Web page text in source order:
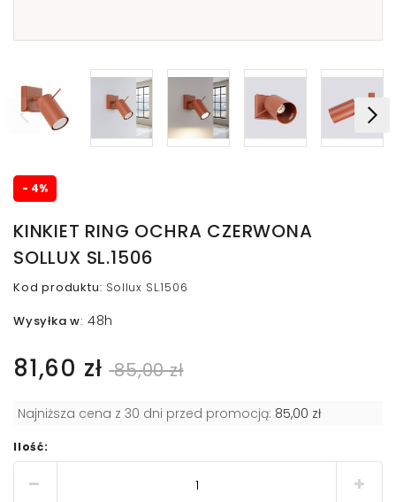
- 4%
KINKIET RING OCHRA CZERWONA
SOLLUX SL.1506
Kod produktu: Sollux SL.1506
Wysyłka w: 48h
81,60 zł 85,00 zł
Najniższa cena z 30 dni przed promocją: 85,00 zł
Ilość: